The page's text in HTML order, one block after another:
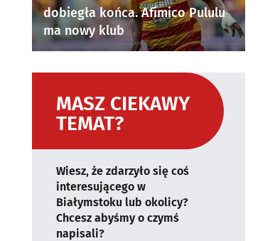
dobiegła końca. Afimico Pululu
ma nowy klub
MASZ CIEKAWY
TEMAT?
Wiesz, że zdarzyło się coś
interesującego w
Białymstoku lub okolicy?
Chcesz abyśmy o czymś
napisali?